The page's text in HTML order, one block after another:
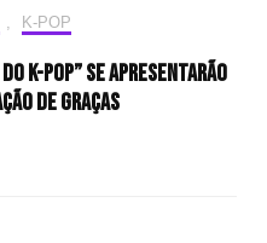
, K-POP
K-Pop” se apresentarão
de Graças